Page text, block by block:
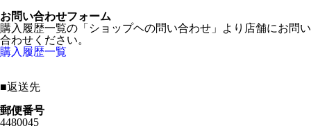
お問い合わせフォーム
購入履歴一覧の「ショップヘの問い合わせ」より店舗にお問い
合わせください。
購入履歴一覧
■返送先
郵便番号
4480045